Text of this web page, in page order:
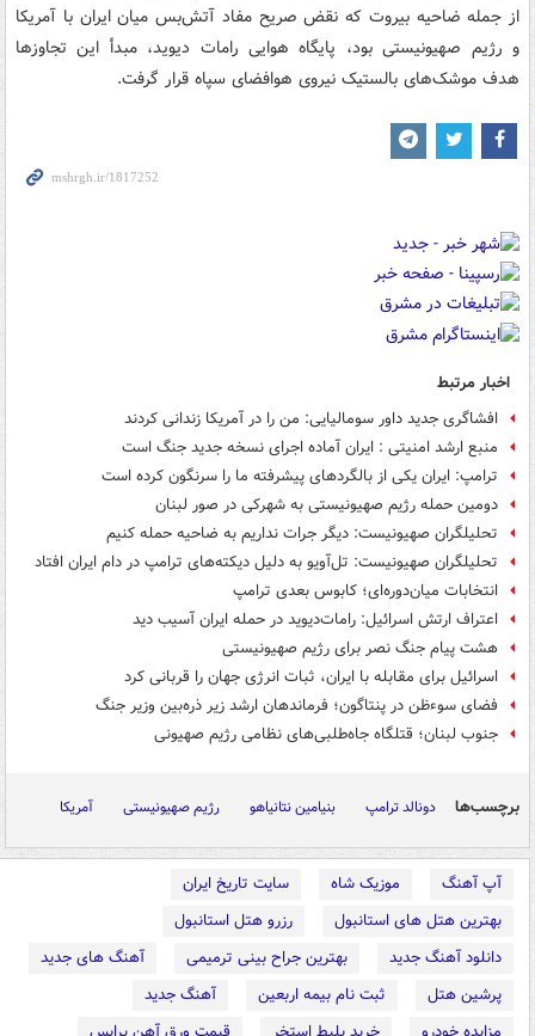
از جمله ضاحیه بیروت که نقض صریح مفاد آتش‌بس میان ایران با آمریکا
و رژیم صهیونیستی بود، پایگاه هوایی رامات دیوید، مبدأ این تجاوزها
هدف موشک‌های بالستیک نیروی هوافضای سپاه قرار گرفت.
اخبار مرتبط
افشاگری جدید داور سومالیایی: من را در آمریکا زندانی کردند
منبع ارشد امنیتی : ایران آماده اجرای نسخه جدید جنگ است
ترامپ: ایران یکی از بالگردهای پیشرفته ما را سرنگون کرده است
دومین حمله رژیم صهیونیستی به شهرکی در صور لبنان
تحلیلگران صهیونیست: دیگر جرات نداریم به ضاحیه حمله کنیم
تحلیلگران صهیونیست: تل‌آویو به دلیل دیکته‌های ترامپ در دام ایران افتاد
انتخابات میان‌دوره‌ای؛ کابوس بعدی ترامپ
اعتراف ارتش اسرائیل: رامات‌دیوید در حمله ایران آسیب دید
هشت پیام جنگ نصر برای رژیم صهیونیستی
اسرائیل برای مقابله با ایران، ثبات انرژی جهان را قربانی کرد
فضای سوءظن در پنتاگون؛ فرماندهان ارشد زیر ذره‌بین وزیر جنگ
جنوب لبنان؛ قتلگاه جاه‌طلبی‌های نظامی رژیم صهیونی
برچسب‌ها دونالد ترامپ بنیامین نتانیاهو رژیم صهیونیستی آمریکا
آپ آهنگ موزیک شاه
سایت تاریخ ایران
بهترین هتل های استانبول
رزرو هتل استانبول
دانلود آهنگ جدید
بهترین جراح بینی ترمیمی
آهنگ های جدید
پرشین هتل
ثبت نام بیمه اربعین
آهنگ جدید